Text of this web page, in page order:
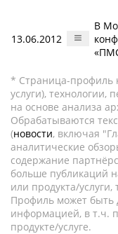
13.06.2012
В
* Страница-профиль
услуги), технологии,
на основе анализа
Обрабатываются
(новости, включая
аналитические
содержание
больше публикаций
или продукта/
Профиль может быть
информацией, в т.ч.
продукте/услуге.